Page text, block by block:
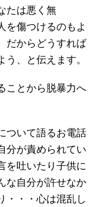
たは悪く無
を傷つけるのもよ
だからどうすれば
、と伝えます。
ことから脱暴力へ
ついて語るお電話
分が責められてい
を吐いたり子供に
な自分が許せなか
・・・心は混乱し